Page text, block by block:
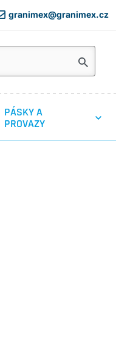
granimex@granimex.cz
PÁSKY A
PROVAZY